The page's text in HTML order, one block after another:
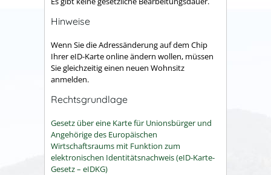
Hinweise
Wenn Sie die Adressänderung auf dem Chip
Ihrer eID-Karte online ändern wollen, müssen
Sie gleichzeitig einen neuen Wohnsitz
anmelden.
Rechtsgrundlage
Gesetz über eine Karte für Unionsbürger und
Angehörige des Europäischen
Wirtschaftsraums mit Funktion zum
elektronischen Identitätsnachweis (eID-Karte-
Gesetz – eIDKG)